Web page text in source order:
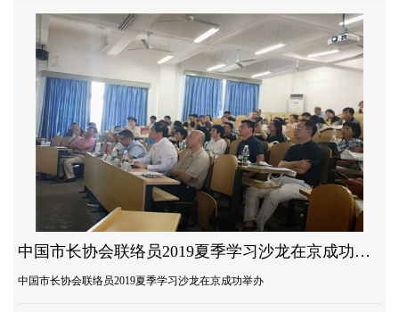
中国市长协会联络员2019夏季学习沙龙在京成功举办
中国市长协会联络员2019夏季学习沙龙在京成功举办